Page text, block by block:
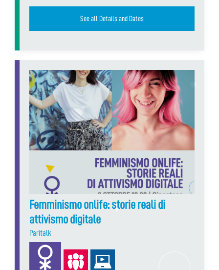
See all Details and Dates
Femminismo onlife: storie reali di
attivismo digitale
Paritalk